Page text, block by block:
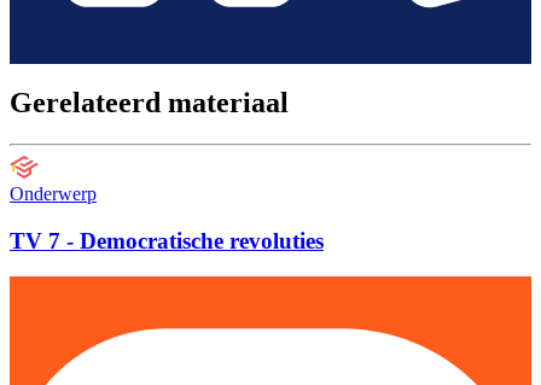
Gerelateerd materiaal
Onderwerp
TV 7 - Democratische revoluties